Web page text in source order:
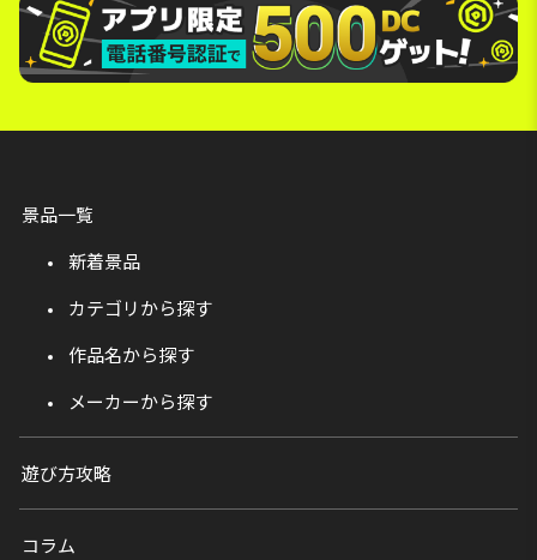
景品一覧
新着景品
カテゴリから探す
作品名から探す
メーカーから探す
遊び方攻略
コラム